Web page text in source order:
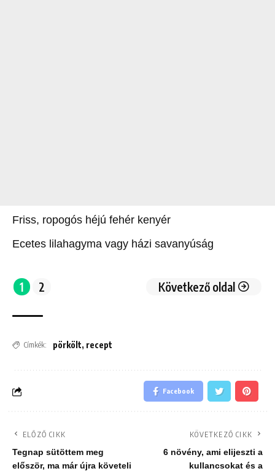
Friss, ropogós héjú fehér kenyér
Ecetes lilahagyma vagy házi savanyúság
1 2 Következő oldal
Címkék: pörkölt, recept
Facebook
ELŐZŐ CIKK
Tegnap sütöttem meg
először, ma már újra követeli
KÖVETKEZŐ CIKK
6 növény, ami elijeszti a
kullancsokat és a